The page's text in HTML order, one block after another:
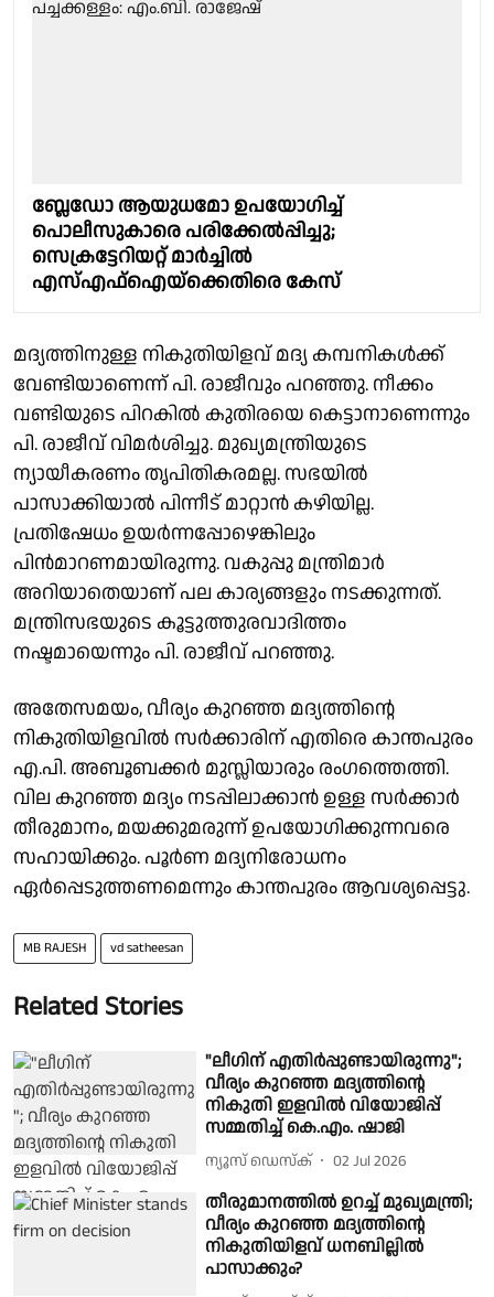
ബ്ലേഡോ ആയുധമോ ഉപയോഗിച്ച്
പൊലീസുകാരെ പരിക്കേൽപ്പിച്ചു;
സെക്രട്ടേറിയറ്റ് മാർച്ചിൽ
എസ്എഫ്ഐയ്ക്കെതിരെ കേസ്
മദ്യത്തിനുള്ള നികുതിയിളവ് മദ്യ കമ്പനികൾക്ക്
വേണ്ടിയാണെന്ന് പി. രാജീവും പറഞ്ഞു. നീക്കം
വണ്ടിയുടെ പിറകിൽ കുതിരയെ കെട്ടാനാണെന്നും
പി. രാജീവ് വിമർശിച്ചു. മുഖ്യമന്ത്രിയുടെ
ന്യായീകരണം തൃപിതികരമല്ല. സഭയിൽ
പാസാക്കിയാൽ പിന്നീട് മാറ്റാൻ കഴിയില്ല.
പ്രതിഷേധം ഉയർന്നപ്പോഴെങ്കിലും
പിൻമാറണമായിരുന്നു. വകുപ്പു മന്ത്രിമാർ
അറിയാതെയാണ് പല കാര്യങ്ങളും നടക്കുന്നത്.
മന്ത്രിസഭയുടെ കൂട്ടുത്തുരവാദിത്തം
നഷ്ടമായെന്നും പി. രാജീവ് പറഞ്ഞു.
അതേസമയം, വീര്യം കുറഞ്ഞ മദ്യത്തിൻ്റെ
നികുതിയിളവിൽ സർക്കാരിന് എതിരെ കാന്തപുരം
എ.പി. അബൂബക്കർ മുസ്ലിയാരും രം​ഗത്തെത്തി.
വില കുറഞ്ഞ മദ്യം നടപ്പിലാക്കാൻ ഉള്ള സർക്കാർ
തീരുമാനം, മയക്കുമരുന്ന് ഉപയോഗിക്കുന്നവരെ
സഹായിക്കും. പൂർണ മദ്യനിരോധനം
ഏർപ്പെടുത്തണമെന്നും കാന്തപുരം ആവശ്യപ്പെട്ടു.
MB RAJESH vd satheesan
Related Stories
"ലീഗിന് എതിർപ്പുണ്ടായിരുന്നു";
വീര്യം കുറഞ്ഞ മദ്യത്തിന്റെ
നികുതി ഇളവിൽ വിയോജിപ്പ്
സമ്മതിച്ച് കെ.എം. ഷാജി
ന്യൂസ് ഡെസ്ക് 02 Jul 2026
തീരുമാനത്തിൽ ഉറച്ച് മുഖ്യമന്ത്രി;
വീര്യം കുറഞ്ഞ മദ്യത്തിൻ്റെ
നികുതിയിളവ് ധനബില്ലിൽ
പാസാക്കും?